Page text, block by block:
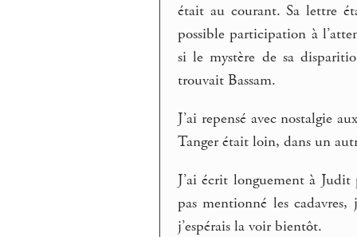
était au courant. Sa lettre
possible participation à
si le mystère de sa
trouvait Bassam.
J’ai repensé avec nostalgie
Tanger était loin, dans un
J’ai écrit longuement à
pas mentionné les
j’espérais la voir bientôt.